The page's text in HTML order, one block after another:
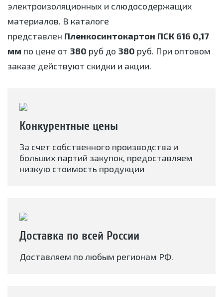
электроизоляционных и слюдосодержащих
материалов. В каталоге
представлен Пленкосинтокартон ПСК 616 0,17
мм по цене от 380 руб до 380 руб. При оптовом
заказе действуют скидки и акции.
Конкурентные цены
За счет собственного производства и
больших партий закупок, предоставляем
низкую стоимость продукции
Доставка по всей России
Доставляем по любым регионам РФ.